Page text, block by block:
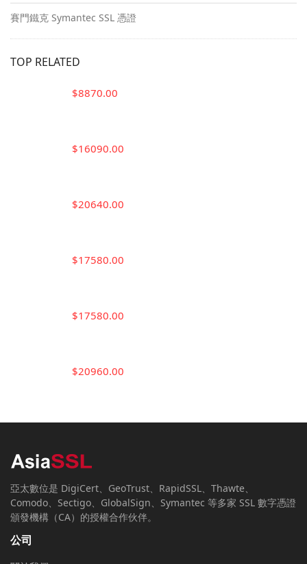
賽門鐵克 Symantec SSL 憑證
TOP RELATED
$8870.00
$16090.00
$20640.00
$17580.00
$17580.00
$20960.00
亞太數位是 DigiCert、GeoTrust、RapidSSL、Thawte、
Comodo、Sectigo、GlobalSign、Symantec 等多家 SSL 數字憑證
頒發機構（CA）的授權合作伙伴。
公司